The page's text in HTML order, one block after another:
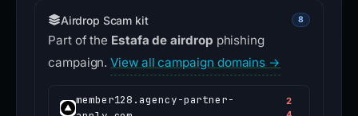
Airdrop Scam kit 8
Part of the Estafa de airdrop phishing
campaign.View all campaign domains →
member128.agency-partner-
2